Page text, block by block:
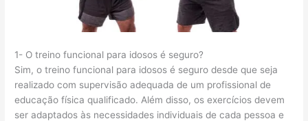
1- O treino funcional para idosos é seguro?
Sim, o treino funcional para idosos é seguro desde que seja
realizado com supervisão adequada de um profissional de
educação física qualificado. Além disso, os exercícios devem
ser adaptados às necessidades individuais de cada pessoa e